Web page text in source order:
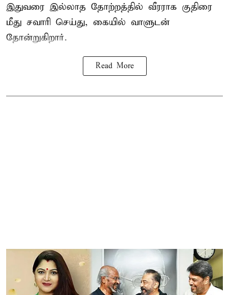
இதுவரை இல்லாத தோற்றத்தில் வீரராக குதிரை
மீது சவாரி செய்து, கையில் வாளுடன்
தோன்றுகிறார்.
Read More